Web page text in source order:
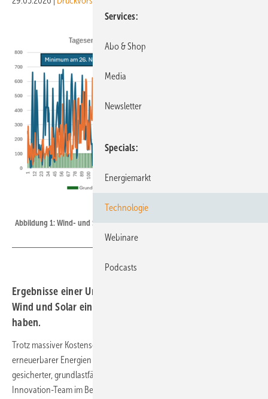
Abbildung 1: Wind- und Solarprofil und sich daraus ergebende Grundlast.
Ergebnisse einer Untersuchung zu der Frage, inwiefern
Wind und Solar ein grundlastfähiges Erzeugungsprofil
haben.
Trotz massiver Kostensenkungen und des kontinuierlichen Ausbaus
erneuerbarer Energien in Europa besteht weiterhin ein Bedarf an
gesicherter, grundlastfähiger Stromerzeugung. Das Technology &
Innovation-Team im Bereich Uniper Renewables hat anhand
Services
Abo & Shop
Media
Newsletter
Specials
Energiemarkt
Technologie
Webinare
Podcasts